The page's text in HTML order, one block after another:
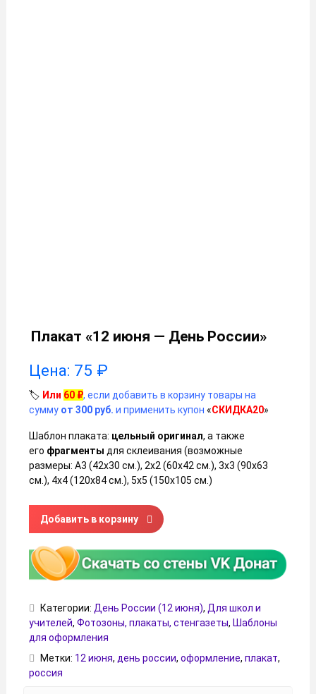
Плакат «12 июня — День России»
Цена: 75 ₽
🏷️ Или 60 ₽, если добавить в корзину товары на
сумму от 300 руб. и применить купон «СКИДКА20»
Шаблон плаката: цельный оригинал, а также
его фрагменты для склеивания (возможные
размеры: А3 (42х30 см.), 2х2 (60х42 см.), 3х3 (90х63
см.), 4х4 (120х84 см.), 5х5 (150х105 см.)
Количество товара Плакат «12 июня — День России»
Добавить в корзину
Категории: День России (12 июня), Для школ и
учителей, Фотозоны, плакаты, стенгазеты, Шаблоны
для оформления
Метки: 12 июня, день россии, оформление, плакат,
россия